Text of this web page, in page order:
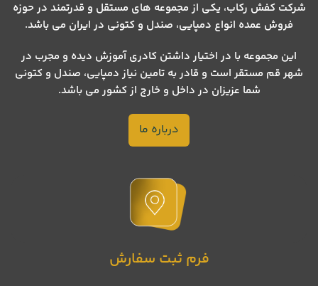
شرکت کفش رکاب، یکی از مجموعه های مستقل و قدرتمند در حوزه
فروش عمده انواع دمپایی، صندل و کتونی در ایران می باشد.
این مجموعه با در اختیار داشتن کادری آموزش دیده و مجرب در
شهر قم مستقر است و قادر به تامین نیاز دمپایی، صندل و کتونی
شما عزیزان در داخل و خارج از کشور می باشد.
درباره ما
فرم ثبت سفارش